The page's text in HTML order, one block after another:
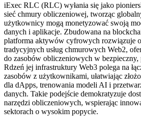
iExec RLC (RLC) wyłania się jako
sieć chmury obliczeniowej, tworząc
użytkownicy mogą monetyzować swoją
danych i aplikacje. Zbudowana na
platforma aktywów cyfrowych rozwiązuje
tradycyjnych usług chmurowych Web2,
do zasobów obliczeniowych w bezpieczny,
Rdzeń jej infrastruktury Web3 polega na
zasobów z użytkownikami, ułatwiając
dla dApps, trenowania modeli AI i
danych. Takie podejście demokratyzuje
narzędzi obliczeniowych, wspierając
sektorach o wysokim popycie.